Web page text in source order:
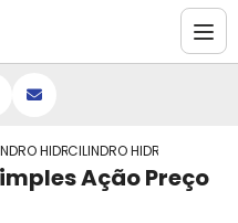
HIDRAULICO PEQUENO
CILINDRO HIDRAULICO
Ação Preço